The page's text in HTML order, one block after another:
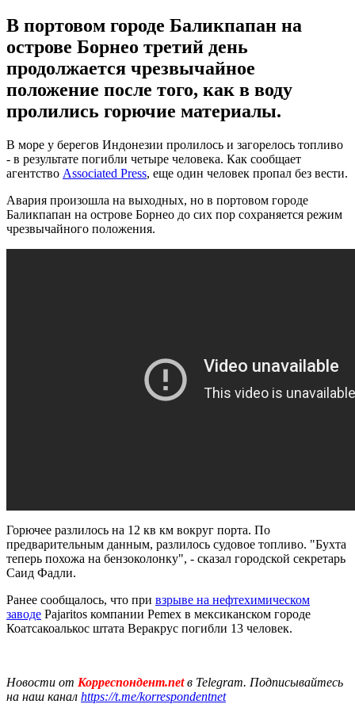
В портовом городе Баликпапан на
острове Борнео третий день
продолжается чрезвычайное
положение после того, как в воду
пролились горючие материалы.
В море у берегов Индонезии пролилось и загорелось топливо
- в результате погибли четыре человека. Как сообщает
агентство Associated Press, еще один человек пропал без вести.
Авария произошла на выходных, но в портовом городе
Баликпапан на острове Борнео до сих пор сохраняется режим
чрезвычайного положения.
Горючее разлилось на 12 кв км вокруг порта. По
предварительным данным, разлилось судовое топливо. "Бухта
теперь похожа на бензоколонку", - сказал городской секретарь
Саид Фадли.
Ранее сообщалось, что при взрыве на нефтехимическом
заводе Pajaritos компании Pemex в мексиканском городе
Коатсакоалькос штата Веракрус погибли 13 человек.
Новости от Корреспондент.netв Telegram. Подписывайтесь
на наш канал https://t.me/korrespondentnet